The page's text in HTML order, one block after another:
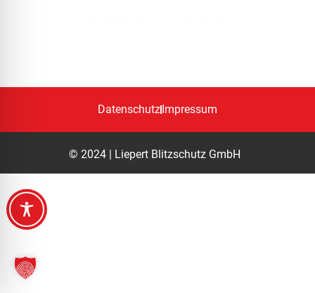
Datenschutz Impressum
© 2024 | Liepert Blitzschutz GmbH